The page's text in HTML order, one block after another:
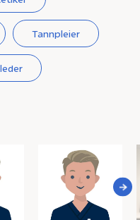
Tannpleier